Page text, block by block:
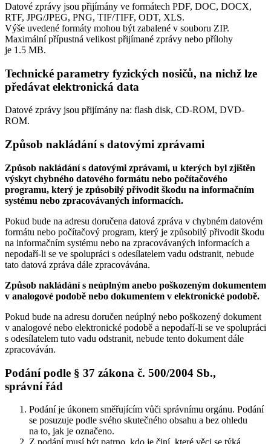
Datové zprávy jsou přijímány ve formátech PDF, DOC, DOCX,
RTF, JPG/JPEG, PNG, TIF/TIFF, ODT, XLS.
Výše uvedené formáty mohou být zabalené v souboru ZIP.
Maximální přípustná velikost přijímané zprávy nebo přílohy
je 1.5 MB.
Technické parametry fyzických nosičů, na nichž lze
předávat elektronická data
Datové zprávy jsou přijímány na: flash disk, CD-ROM, DVD-
ROM.
Způsob nakládání s datovými zprávami
Způsob nakládání s datovými zprávami, u kterých byl zjištěn
výskyt chybného datového formátu nebo počítačového
programu, který je způsobilý přivodit škodu na informačním
systému nebo zpracovávaných informacích.
Pokud bude na adresu doručena datová zpráva v chybném datovém
formátu nebo počítačový program, který je způsobilý přivodit škodu
na informačním systému nebo na zpracovávaných informacích a
nepodaří-li se ve spolupráci s odesílatelem vadu odstranit, nebude
tato datová zpráva dále zpracovávána.
Způsob nakládání s neúplným anebo poškozeným dokumentem
v analogové podobě nebo dokumentem v elektronické podobě.
Pokud bude na adresu doručen neúplný nebo poškozený dokument
v analogové nebo elektronické podobě a nepodaří-li se ve spolupráci
s odesílatelem tuto vadu odstranit, nebude tento dokument dále
zpracováván.
Podání podle § 37 zákona č. 500/2004 Sb.,
správní řád
Podání je úkonem směřujícím vůči správnímu orgánu. Podání
se posuzuje podle svého skutečného obsahu a bez ohledu
na to, jak je označeno.